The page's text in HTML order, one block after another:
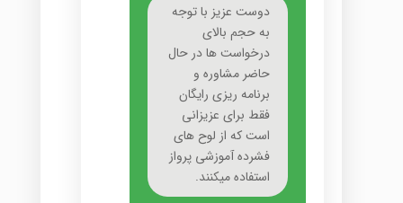
دوست عزیز با توجه
به حجم بالای
درخواست ها در حال
حاضر مشاوره و
برنامه ریزی رایگان
فقط برای عزیزانی
است که از لوح های
فشرده آموزشی پرواز
استفاده میکنند.